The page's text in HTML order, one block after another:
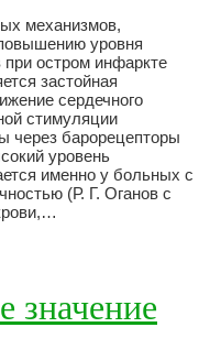
механизмов,
уровня
при остром инфаркте
застойная
сердечного
стимуляции
через барорецепторы
уровень
именно у больных с
(Р. Г. Оганов с
значение